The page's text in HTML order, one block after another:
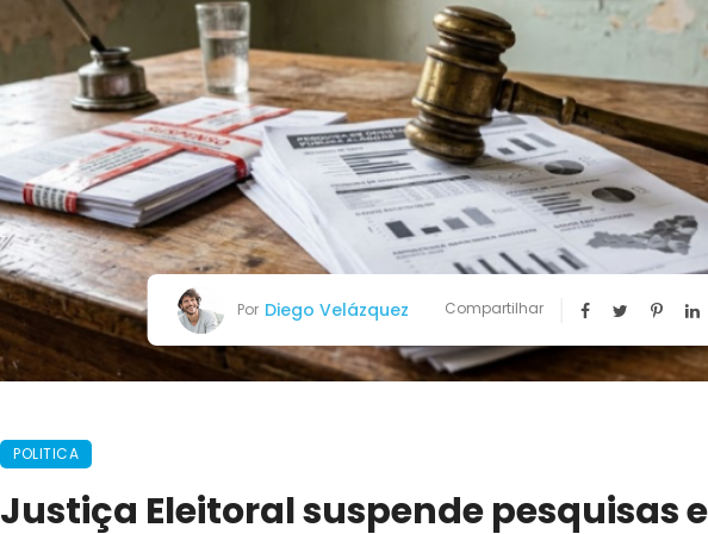
Por Diego Velázquez Compartilhar
POLITICA
Justiça Eleitoral suspende pesquisas